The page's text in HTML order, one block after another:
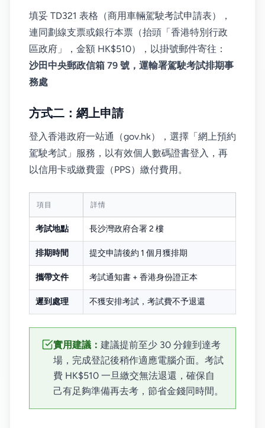
填妥 TD321 表格（商用車輛駕駛考試申請表），
連同劃線支票或銀行本票（抬頭「香港特別行政
區政府」，金額 HK$510），以掛號郵件寄往：
沙田中央郵政信箱 79 號，運輸署駕駛考試排期事
務處
方式二：網上申請
登入香港政府一站通（gov.hk），選擇「網上預約
駕駛考試」服務，以有效個人數碼證書登入，再
以信用卡或繳費靈（PPS）繳付費用。
項目 詳情
考試地點 長沙灣政府合署 2 樓
排期時間 提交申請後約 1 個月獲排期
攜帶文件 考試通知書 + 香港身份證正本
遲到處理 不獲安排考試，考試費不予退還
實用建議： 建議提前至少 30 分鐘到達考
場，完成登記後稍作適應電腦介面。考試
費 HK$510 一旦繳交無法退還，確保自
己有足夠準備再去考，節省金錢同時間。